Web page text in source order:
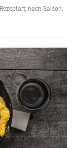
Rezeptart, nach Saison,